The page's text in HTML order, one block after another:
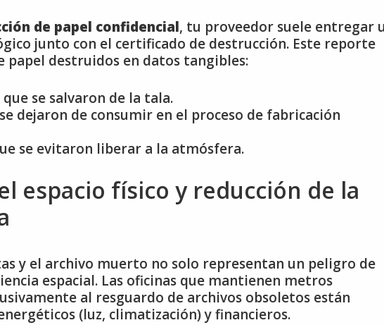
de papel confidencial, tu proveedor suele entregar
junto con el certificado de destrucción. Este reporte
papel destruidos en datos tangibles:
se salvaron de la tala.
dejaron de consumir en el proceso de fabricación
se evitaron liberar a la atmósfera.
espacio físico y reducción de la
y el archivo muerto no solo representan un peligro de
espacial. Las oficinas que mantienen metros
al resguardo de archivos obsoletos están
(luz, climatización) y financieros.